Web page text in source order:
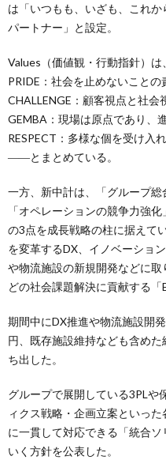
は「いつもも、いざも、これ
パートナー」と設定。
Values（価値観・行動指針）は、
PRIDE：社会を止めないことの
CHALLENGE：顧客視点と社
GEMBA：現場は原点であり、
RESPECT：多様な個を受け入
――とまとめている。
一方、新中計は、「グループ総
「オペレーションの競争力強
の3点を成長戦略の柱に据えて
を変革するDX、イノベーショ
や物流施設の新規開発などに
どの社会課題解決に貢献する「
期間中にDX推進や物流施設開
円、既存施設維持なども含め
ち出した。
グループで展開している3PLや
ィクス戦略・企画立案といっ
に一貫して対応できる「統合
いく方針を公表した。